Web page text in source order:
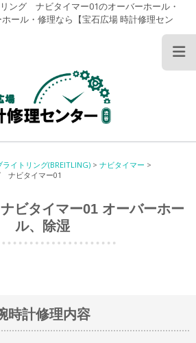
ング ナビタイマー01のオーバーホール・
ール・修理なら【宝石広場 時計修理セン
ライトリング(BREITLING) > ナビタイマー >
ナビタイマー01
ビタイマー01 オーバーホー
ル、除湿
時計修理内容